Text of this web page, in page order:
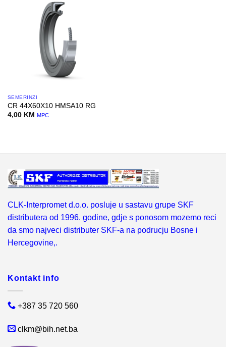
SEMERINZI
CR 44X60X10 HMSA10 RG
4,00 KM MPC
CLK-Interpromet d.o.o. posluje u sastavu grupe SKF
distributera od 1996. godine, gdje s ponosom mozemo reci
da smo najveci distributer SKF-a na podrucju Bosne i
Hercegovine,.
Kontakt info
+387 35 720 560
clkm@bih.net.ba